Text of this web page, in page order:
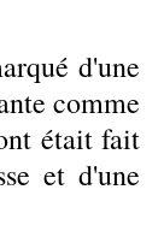
d'une
comme
était fait
et d'une